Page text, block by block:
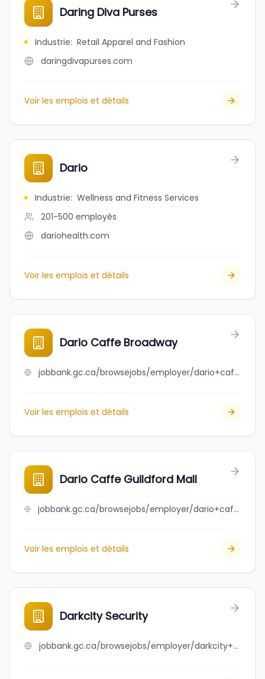
Daring Diva Purses
Industrie: Retail Apparel and Fashion
daringdivapurses.com
Voir les emplois et détails
Dario
Industrie: Wellness and Fitness Services
201-500 employés
dariohealth.com
Voir les emplois et détails
Dario Caffe Broadway
jobbank.gc.ca/browsejobs/employer/dario+caffe+broadway/ca
Voir les emplois et détails
Dario Caffe Guildford Mall
jobbank.gc.ca/browsejobs/employer/dario+caffe+guildford+mall/ca
Voir les emplois et détails
Darkcity Security
jobbank.gc.ca/browsejobs/employer/darkcity+security/ca